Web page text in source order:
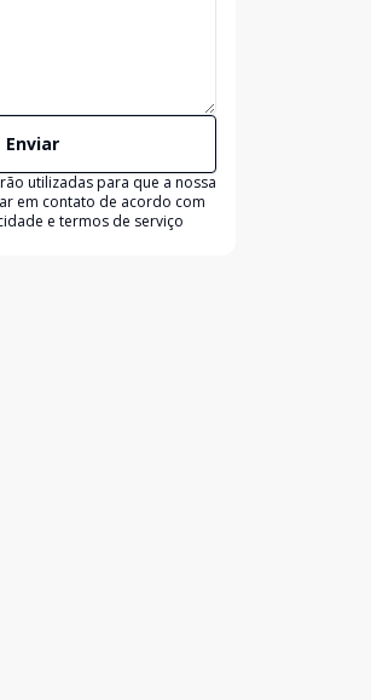
Enviar
utilizadas para que a nossa
em contato de acordo com
e termos de serviço